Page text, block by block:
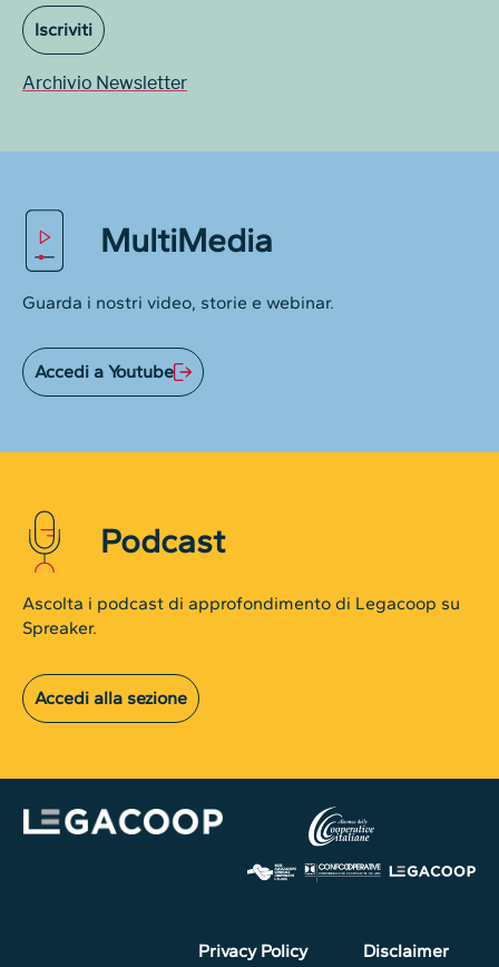
Iscriviti
Archivio Newsletter
MultiMedia
Guarda i nostri video, storie e webinar.
Accedi a Youtube
Podcast
Ascolta i podcast di approfondimento di Legacoop su
Spreaker.
Accedi alla sezione
Privacy Policy
Disclaimer